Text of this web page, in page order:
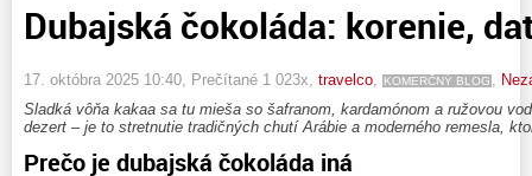
Dubajská čokoláda: korenie,
17. októbra 2025 10:40 , Prečítané 1 023x, travelco KOMERČNÝ BLOG
Sladká vôňa kakaa sa tu mieša so šafranom, kardamónom a ružovou
dezert – je to stretnutie tradičných chutí Arábie a moderného remesla,
Prečo je dubajská čokoláda iná